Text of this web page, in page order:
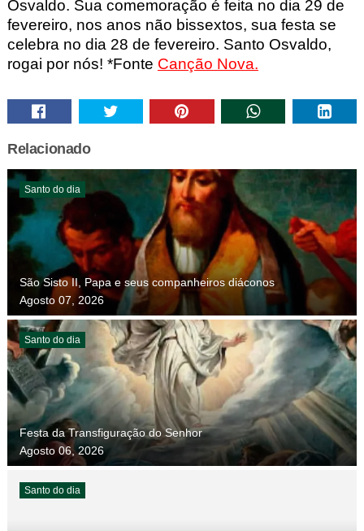
Osvaldo. Sua comemoração é feita no dia 29 de
fevereiro, nos anos não bissextos, sua festa se
celebra no dia 28 de fevereiro. Santo Osvaldo,
rogai por nós! *Fonte Canção Nova.
Relacionado
Santo do dia
São Sisto II, Papa e seus companheiros diáconos
Agosto 07, 2026
Santo do dia
Festa da Transfiguração do Senhor
Agosto 06, 2026
Santo do dia